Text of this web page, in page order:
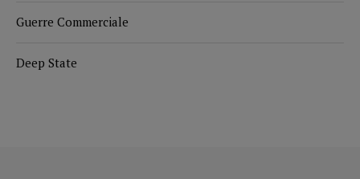
Guerre Commerciale
Deep State